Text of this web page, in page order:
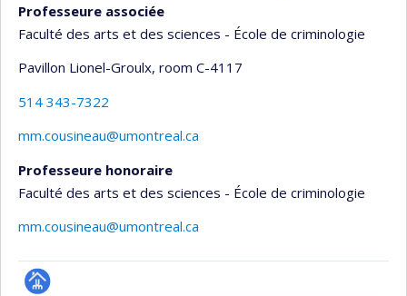
Professeure associée
Faculté des arts et des sciences - École de criminologie
Pavillon Lionel-Groulx, room C-4117
514 343-7322
mm.cousineau@umontreal.ca
Professeure honoraire
Faculté des arts et des sciences - École de criminologie
mm.cousineau@umontreal.ca